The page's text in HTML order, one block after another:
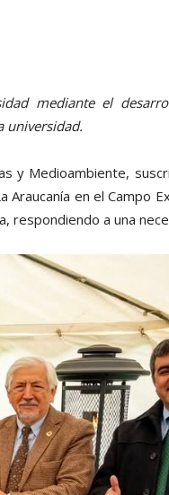
mediante el
universidad.
y Medioambiente,
en el Campo
respondiendo a una